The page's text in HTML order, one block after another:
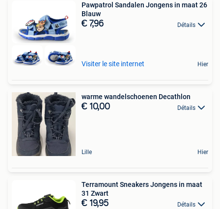
Pawpatrol Sandalen Jongens in maat 26
Blauw
€ 7,96 Détails
Visiter le site internet Hier
warme wandelschoenen Decathlon
€ 10,00 Détails
Lille Hier
Terramount Sneakers Jongens in maat
31 Zwart
€ 19,95 Détails